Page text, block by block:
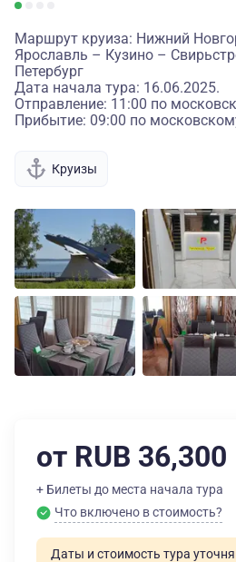
Маршрут круиза: Нижний
Ярославль – Кузино –
Петербург
Дата начала тура: 16.06.2025.
Отправление: 11:00 по
Прибытие: 09:00 по
Круизы
от RUB 36,300
+ Билеты до места начала тура
Что включено в стоимость?
Даты и стоимость тура